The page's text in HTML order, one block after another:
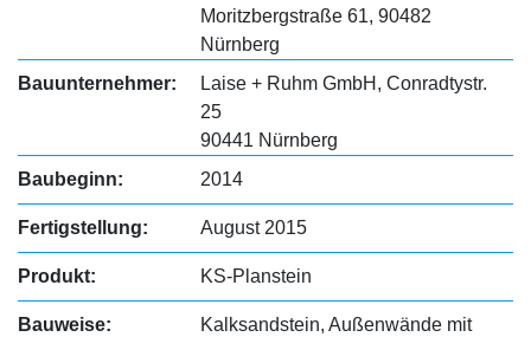
Moritzbergstraße 61, 90482
Nürnberg
Bauunternehmer:
Laise + Ruhm GmbH, Conradtystr.
25
90441 Nürnberg
Baubeginn:
2014
Fertigstellung: August 2015
Produkt: KS-Planstein
Bauweise:
Kalksandstein, Außenwände mit